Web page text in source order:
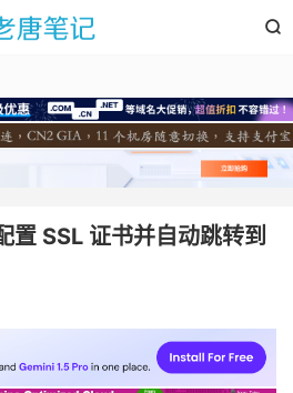

置 SSL 证书并自动跳转到